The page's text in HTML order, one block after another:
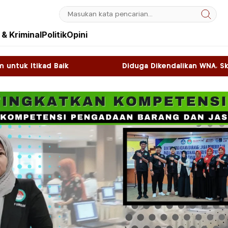
KriminalPolitikOpini
Diduga Dikendalikan WNA, Sky Game di Kawasan SNL